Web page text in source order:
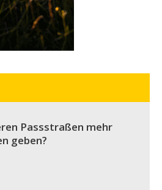
Passstraßen mehr
geben?